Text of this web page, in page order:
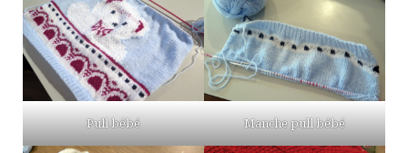
Pull bébé Manche pull bébé